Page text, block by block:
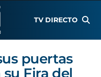
TV DIRECTO
puertas
Fira del